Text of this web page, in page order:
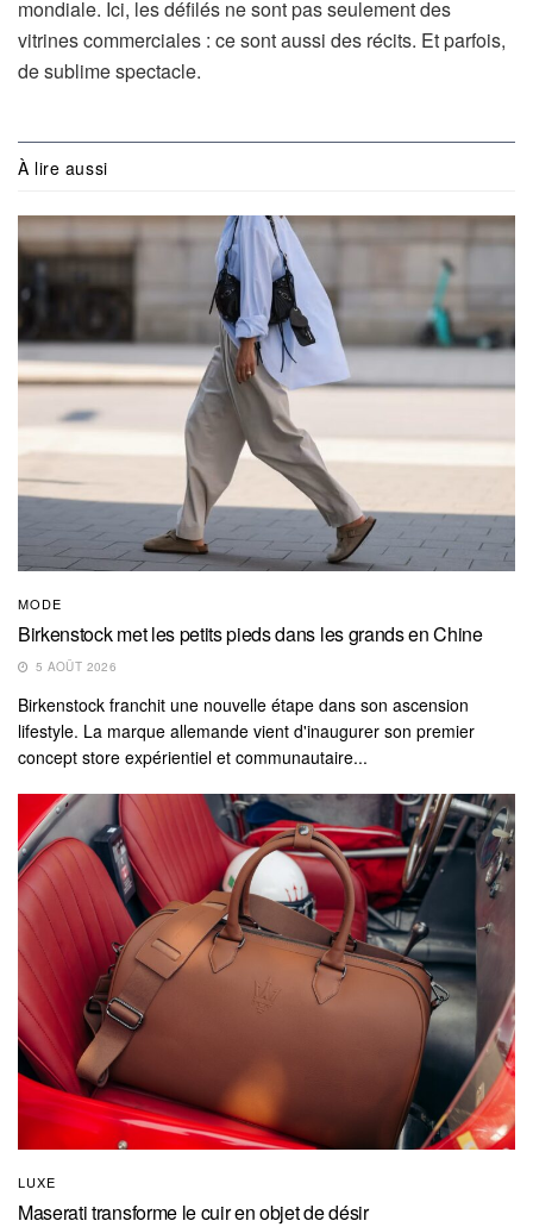
mondiale. Ici, les défilés ne sont pas seulement des
vitrines commerciales : ce sont aussi des récits. Et parfois,
de sublime spectacle.
À lire aussi
MODE
Birkenstock met les petits pieds dans les grands en Chine
5 AOÛT 2026
Birkenstock franchit une nouvelle étape dans son ascension
lifestyle. La marque allemande vient d'inaugurer son premier
concept store expérientiel et communautaire...
LUXE
Maserati transforme le cuir en objet de désir